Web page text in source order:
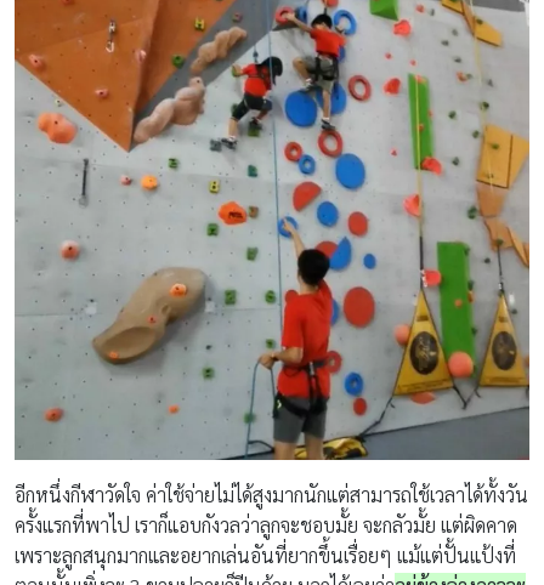
อีกหนึ่งกีฬาวัดใจ ค่าใช้จ่ายไม่ได้สูงมากนักแต่สามารถใช้เวลาได้ทั้งวัน
ครั้งแรกที่พาไป เราก็แอบกังวลว่าลูกจะชอบมั้ย จะกลัวมั้ย แต่ผิดคาด
เพราะลูกสนุกมากและอยากเล่นอันที่ยากขึ้นเรื่อยๆ แม้แต่ปั้นแป้งที่